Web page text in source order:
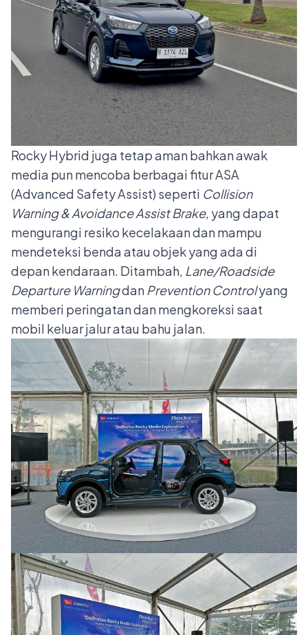
Rocky Hybrid juga tetap aman bahkan awak
media pun mencoba berbagai fitur ASA
(Advanced Safety Assist) seperti Collision
Warning & Avoidance Assist Brake, yang dapat
mengurangi resiko kecelakaan dan mampu
mendeteksi benda atau objek yang ada di
depan kendaraan. Ditambah, Lane/Roadside
Departure Warningdan Prevention Controlyang
memberi peringatan dan mengkoreksi saat
mobil keluar jalur atau bahu jalan.